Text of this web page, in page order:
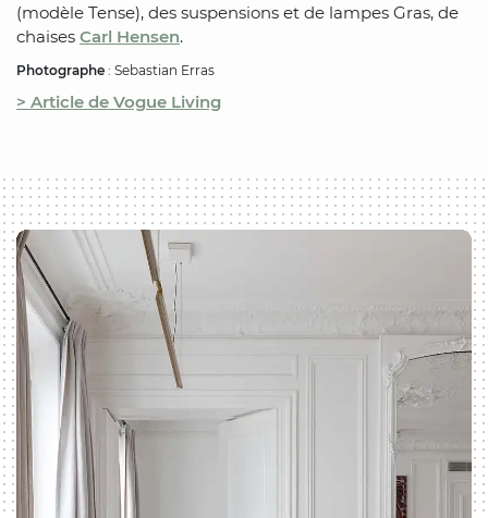
(modèle Tense), des suspensions et de lampes Gras, de
chaises Carl Hensen.
Photographe : Sebastian Erras
> Article de Vogue Living